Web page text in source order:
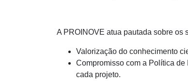
A PROINOVE atua pautada sobre os
Valorização do conhecimento
Compromisso com a Política
cada projeto.